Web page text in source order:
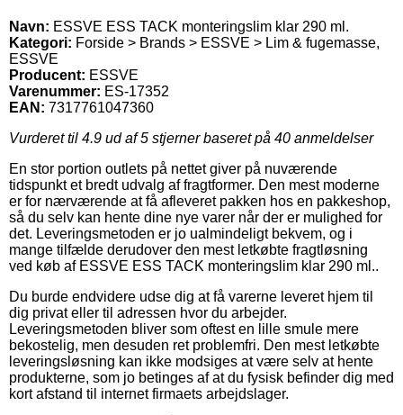
Navn: ESSVE ESS TACK monteringslim klar 290 ml.
Kategori: Forside > Brands > ESSVE > Lim & fugemasse,
ESSVE
Producent: ESSVE
Varenummer: ES-17352
EAN: 7317761047360
Vurderet til 4.9 ud af 5 stjerner baseret på 40 anmeldelser
En stor portion outlets på nettet giver på nuværende
tidspunkt et bredt udvalg af fragtformer. Den mest moderne
er for nærværende at få afleveret pakken hos en pakkeshop,
så du selv kan hente dine nye varer når der er mulighed for
det. Leveringsmetoden er jo ualmindeligt bekvem, og i
mange tilfælde derudover den mest letkøbte fragtløsning
ved køb af ESSVE ESS TACK monteringslim klar 290 ml..
Du burde endvidere udse dig at få varerne leveret hjem til
dig privat eller til adressen hvor du arbejder.
Leveringsmetoden bliver som oftest en lille smule mere
bekostelig, men desuden ret problemfri. Den mest letkøbte
leveringsløsning kan ikke modsiges at være selv at hente
produkterne, som jo betinges af at du fysisk befinder dig med
kort afstand til internet firmaets arbejdslager.